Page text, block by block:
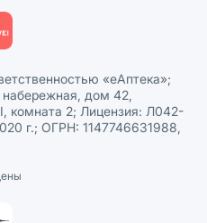
персональных данных
«еАптека»;
дом 42,
комната 2; Лицензия: Л042-
г.; ОГРН: 1147746631988,